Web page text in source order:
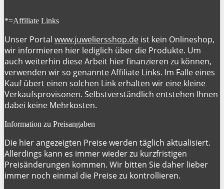
*=Affiliate Links
Unser Portal www.juweliersshop.de ist kein Onlineshop,
wir informieren hier lediglich über die Produkte. Um
auch weiterhin diese Arbeit hier finanzieren zu können,
verwenden wir so genannte Affiliate Links. Im Falle eines
Kauf übert einen solchen Link erhalten wir eine kleine
Verkaufsprovisonen. Selbstverständlich entstehen Ihnen
dabei keine Mehrkosten.
Information zu Preisangaben
Die hier angezeigten Preise werden täglich aktualisiert.
Allerdings kann es immer wieder zu kurzfristigen
Preisänderungen kommen. Wir bitten Sie daher lieber
immer noch einmal die Preise zu kontrollieren.